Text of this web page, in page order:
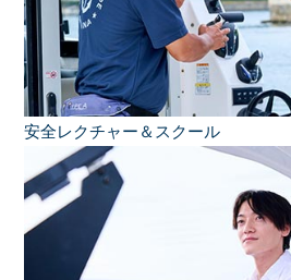
安全レクチャー＆スクール